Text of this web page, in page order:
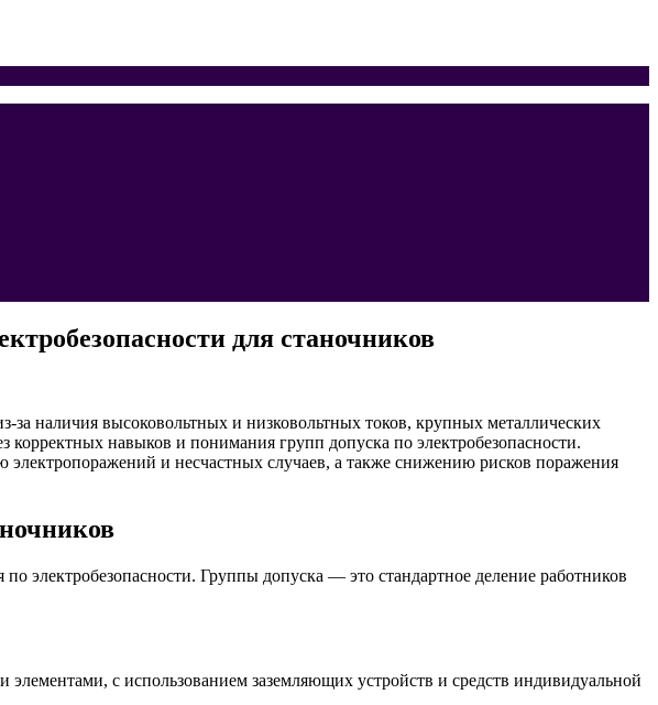
для станочников
наличия высоковольтных и низковольтных токов, крупных металлических
навыков и понимания групп допуска по электробезопасности.
и несчастных случаев, а также снижению рисков поражения
электробезопасности. Группы допуска — это стандартное деление работников
с использованием заземляющих устройств и средств индивидуальной